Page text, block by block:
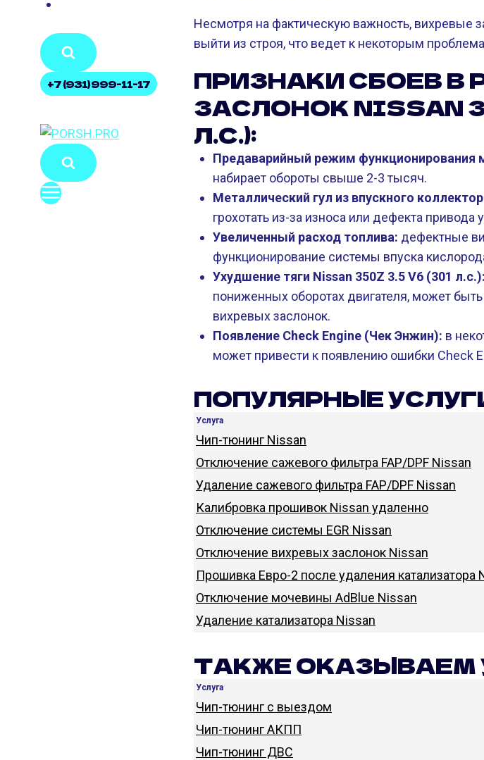
+7 (931) 999-11-17
Несмотря на фактическую важность, вихревые
выйти из строя, что ведет к некоторым
ПРИЗНАКИ СБОЕВ В
ЗАСЛОНОК NISSAN
Л.С.):
Предаварийный режим функционирования
набирает обороты свыше 2-3 тысяч.
Металлический гул из впускного
грохотать из-за износа или дефекта привода
Увеличенный расход топлива: дефектные
функционирование системы впуска
Ухудшение тяги Nissan 350Z 3.5 V6 (301 л.с.):
пониженных оборотах двигателя, может
вихревых заслонок.
Появление Check Engine (Чек Энжин): в
может привести к появлению ошибки Check
ПОПУЛЯРНЫЕ
Услуга
Чип-тюнинг Nissan
Отключение сажевого фильтра FAP/DPF Nissan
Удаление сажевого фильтра FAP/DPF Nissan
Калибровка прошивок Nissan удаленно
Отключение системы EGR Nissan
Отключение вихревых заслонок Nissan
Прошивка Евро-2 после удаления катализатора
Отключение мочевины AdBlue Nissan
Удаление катализатора Nissan
ТАКЖЕ ОКАЗЫВАЕМ
Услуга
Чип-тюнинг с выездом
Чип-тюнинг АКПП
Чип-тюнинг ДВС